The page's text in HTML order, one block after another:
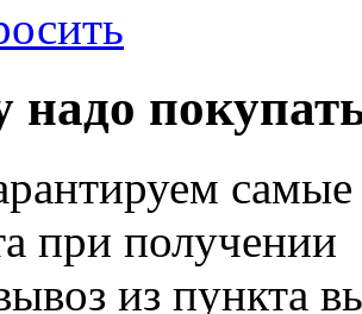
надо
при получении
из пункта